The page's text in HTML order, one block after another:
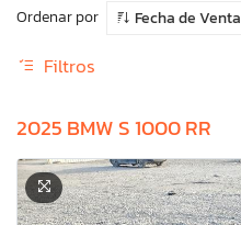
Ordenar por
Fecha de Venta
Filtros
2025 BMW S 1000 RR